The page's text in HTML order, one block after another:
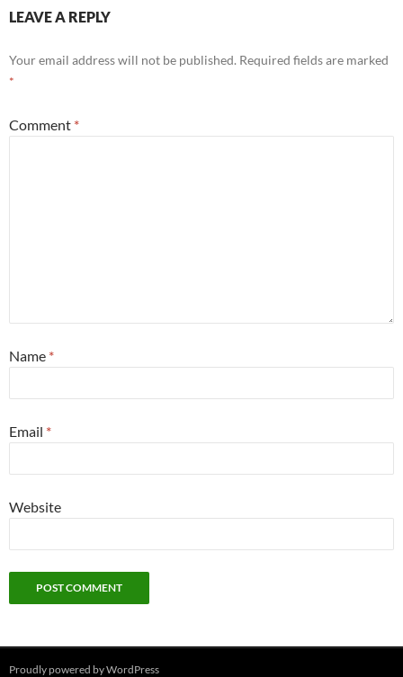
LEAVE A REPLY
Your email address will not be published. Required fields are marked
*
Comment *
Name *
Email *
Website
Proudly powered by WordPress